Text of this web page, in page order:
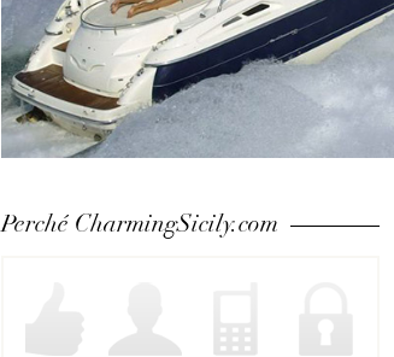
Perché CharmingSicily.com